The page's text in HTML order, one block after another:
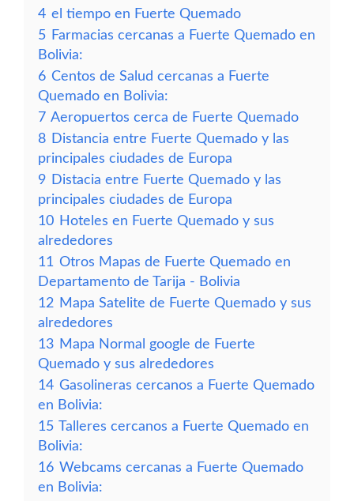
4 el tiempo en Fuerte Quemado
5 Farmacias cercanas a Fuerte Quemado en
Bolivia:
6 Centos de Salud cercanas a Fuerte
Quemado en Bolivia:
7 Aeropuertos cerca de Fuerte Quemado
8 Distancia entre Fuerte Quemado y las
principales ciudades de Europa
9 Distacia entre Fuerte Quemado y las
principales ciudades de Europa
10 Hoteles en Fuerte Quemado y sus
alrededores
11 Otros Mapas de Fuerte Quemado en
Departamento de Tarija - Bolivia
12 Mapa Satelite de Fuerte Quemado y sus
alrededores
13 Mapa Normal google de Fuerte
Quemado y sus alrededores
14 Gasolineras cercanos a Fuerte Quemado
en Bolivia:
15 Talleres cercanos a Fuerte Quemado en
Bolivia:
16 Webcams cercanas a Fuerte Quemado
en Bolivia: